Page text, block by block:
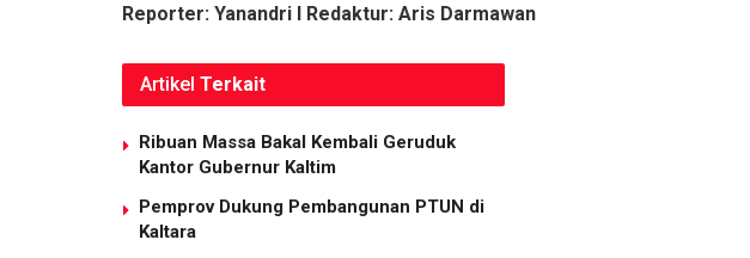
Reporter: Yanandri I Redaktur: Aris Darmawan
Artikel Terkait
Ribuan Massa Bakal Kembali Geruduk
Kantor Gubernur Kaltim
Pemprov Dukung Pembangunan PTUN di
Kaltara